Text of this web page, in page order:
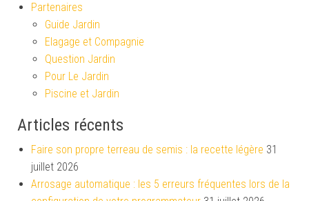
Partenaires
Guide Jardin
Elagage et Compagnie
Question Jardin
Pour Le Jardin
Piscine et Jardin
Articles récents
Faire son propre terreau de semis : la recette légère 31
juillet 2026
Arrosage automatique : les 5 erreurs fréquentes lors de la